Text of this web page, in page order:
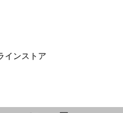
インストア